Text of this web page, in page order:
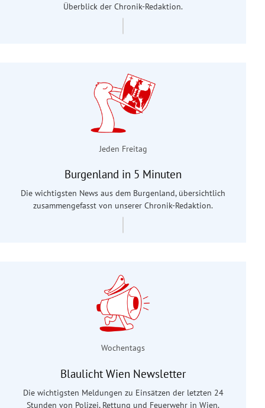
Überblick der Chronik-Redaktion.
Jeden Freitag
Burgenland in 5 Minuten
Die wichtigsten News aus dem Burgenland, übersichtlich
zusammengefasst von unserer Chronik-Redaktion.
Wochentags
Blaulicht Wien Newsletter
Die wichtigsten Meldungen zu Einsätzen der letzten 24
Stunden von Polizei, Rettung und Feuerwehr in Wien.